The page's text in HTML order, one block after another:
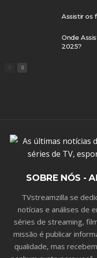
Assistir os
Onde
2025?
SOBRE NÓS -
TVstreamzilla se
notícias e análises de
séries de streaming,
missão é publicar
qualidade, mas